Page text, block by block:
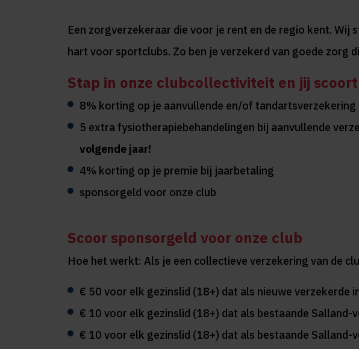
Een zorgverzekeraar die voor je rent en de regio kent.
hart voor sportclubs. Zo ben je verzekerd van goede zorg
Stap in onze clubcollectiviteit en jij
8% korting op je aanvullende en/of tandartsverzekering
5 extra fysiotherapiebehandelingen bij aanvullende
volgende jaar!
4% korting op je premie bij jaarbetaling
sponsorgeld voor onze club
Scoor sponsorgeld voor onze club
Hoe het werkt: Als je een collectieve verzekering van de
€ 50 voor elk gezinslid (18+) dat als nieuwe verzekerde
€ 10 voor elk gezinslid (18+) dat als bestaande
€ 10 voor elk gezinslid (18+) dat als bestaande